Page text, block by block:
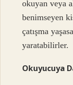
okuyan veya
benimseyen
çatışma
yaratabilirler.
Okuyucuya